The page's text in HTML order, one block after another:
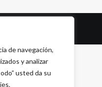
de navegación,
y analizar
usted da su